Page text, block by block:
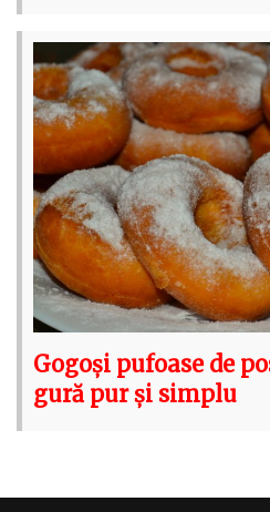
Gogoși pufoase de
gură pur și simplu